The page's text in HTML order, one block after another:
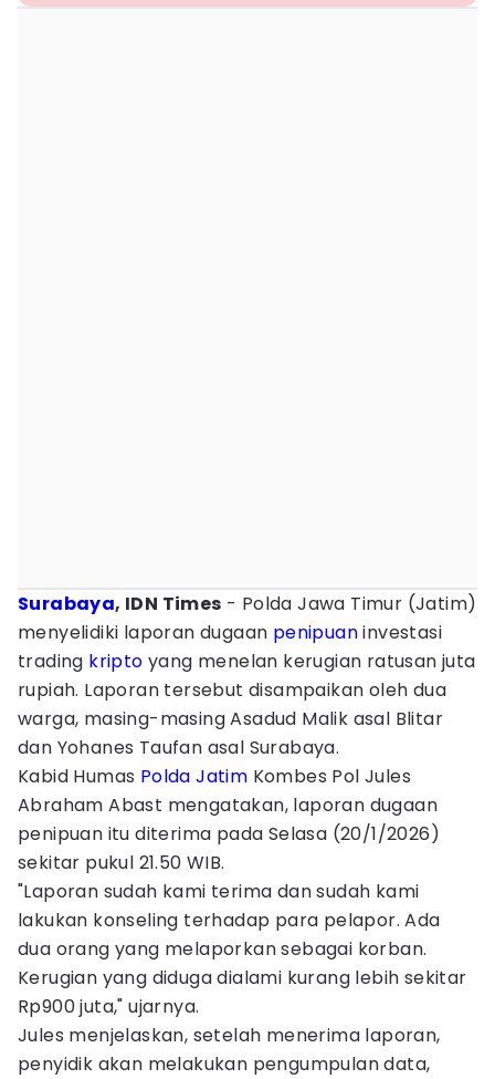
Surabaya, IDN Times - Polda Jawa Timur (Jatim)
menyelidiki laporan dugaan penipuaninvestasi
trading kripto yang menelan kerugian ratusan juta
rupiah. Laporan tersebut disampaikan oleh dua
warga, masing-masing Asadud Malik asal Blitar
dan Yohanes Taufan asal Surabaya.
Kabid Humas Polda Jatim Kombes Pol Jules
Abraham Abast mengatakan, laporan dugaan
penipuan itu diterima pada Selasa (20/1/2026)
sekitar pukul 21.50 WIB.
"Laporan sudah kami terima dan sudah kami
lakukan konseling terhadap para pelapor. Ada
dua orang yang melaporkan sebagai korban.
Kerugian yang diduga dialami kurang lebih sekitar
Rp900 juta," ujarnya.
Jules menjelaskan, setelah menerima laporan,
penyidik akan melakukan pengumpulan data,